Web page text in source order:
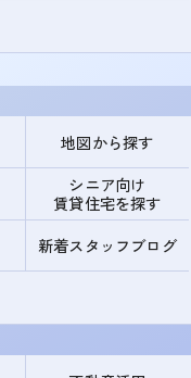
地図から探す
シニア向け
賃貸住宅を探す
新着スタッフブログ